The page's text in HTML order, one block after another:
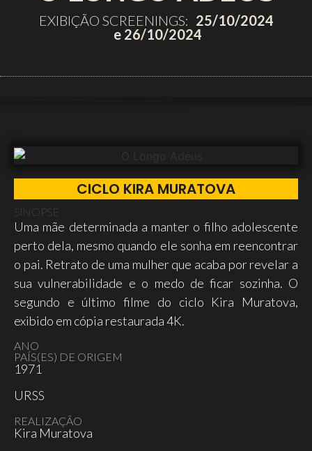
EXIBIÇÃO SCREENINGS: 25/10/2024
e 26/10/2024
CICLO KIRA MURATOVA
SINOPSE
Uma mãe determinada a manter o filho adolescente
perto dela, mesmo quando ele sonha em reencontrar
o pai. Retrato de uma mulher que acaba por revelar a
sua vulnerabilidade e o medo de ficar sozinha. O
segundo e último filme do ciclo Kira Muratova,
exibido em cópia restaurada 4K.
ANO
PAÍS(ES) DE ORIGEM
1971
URSS
REALIZAÇÃO
Kira Muratova